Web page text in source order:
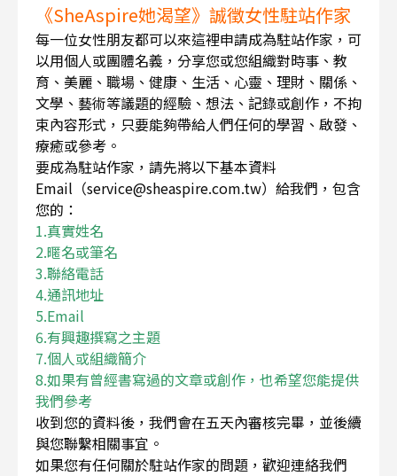
《SheAspire她渴望》誠徵女性駐站作家
每一位女性朋友都可以來這裡申請成為駐站作家，可
以用個人或團體名義，分享您或您組織對時事、教
育、美麗、職場、健康、生活、心靈、理財、關係、
文學、藝術等議題的經驗、想法、記錄或創作，不拘
束內容形式，只要能夠帶給人們任何的學習、啟發、
療癒或參考。
要成為駐站作家，請先將以下基本資料
Email（service@sheaspire.com.tw）給我們，包含
您的：
1.真實姓名
2.暱名或筆名
3.聯絡電話
4.通訊地址
5.Email
6.有興趣撰寫之主題
7.個人或組織簡介
8.如果有曾經書寫過的文章或創作，也希望您能提供
我們參考
收到您的資料後，我們會在五天內審核完畢，並後續
與您聯繫相關事宜。
如果您有任何關於駐站作家的問題，歡迎連絡我們